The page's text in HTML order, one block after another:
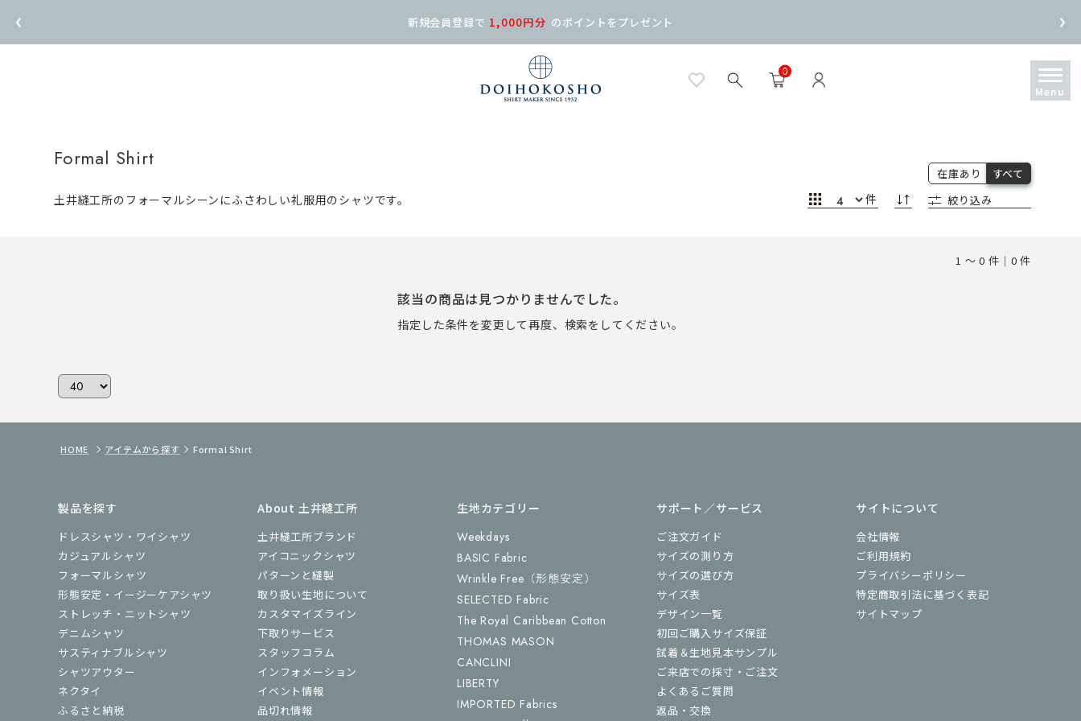
0
新規会員登録で 1,000円分 のポイントをプレゼント
Formal Shirt
土井縫工所のフォーマルシーンにふさわしい礼服用のシャツです。 件
在庫あり
すべて
絞り込み
1 ～ 0 件｜0 件
該当の商品は見つかりませんでした。
指定した条件を変更して再度、検索をしてください。
HOME アイテムから探す Formal Shirt
製品を探す
ドレスシャツ・ワイシャツ
カジュアルシャツ
フォーマルシャツ
形態安定・イージーケアシャツ
ストレッチ・ニットシャツ
デニムシャツ
サスティナブルシャツ
シャツアウター
ネクタイ
ふるさと納税
About 土井縫工所
土井縫工所ブランド
アイコニックシャツ
パターンと縫製
取り扱い生地について
カスタマイズライン
下取りサービス
スタッフコラム
インフォメーション
イベント情報
品切れ情報
生地カテゴリー
Weekdays
BASIC Fabric
Wrinkle Free （形態安定）
SELECTED Fabric
The Royal Caribbean Cotton
THOMAS MASON
CANCLINI
LIBERTY
IMPORTED Fabrics
サポート／サービス
ご注文ガイド
サイズの測り方
サイズの選び方
サイズ表
デザイン一覧
初回ご購入サイズ保証
試着＆生地見本サンプル
ご来店での採寸・ご注文
よくあるご質問
返品・交換
サイトについて
会社情報
ご利用規約
プライバシーポリシー
特定商取引法に基づく表記
サイトマップ